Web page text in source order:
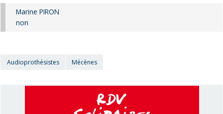
Marine PIRON
non
Audioprothésistes Mécènes